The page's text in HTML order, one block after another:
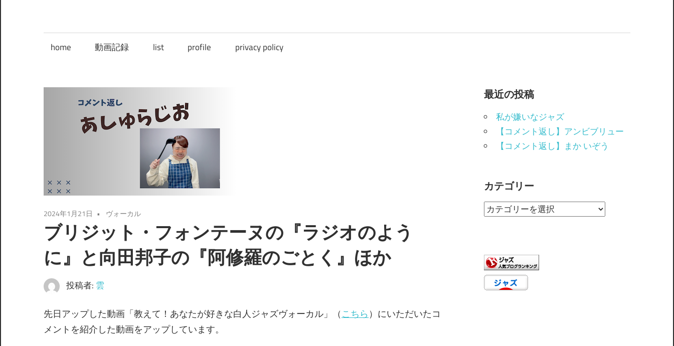
home 動画記録 list profile privacy policy
2024年1月21日 ヴォーカル
ブリジット・フォンテーヌの『ラジオのよう
に』と向田邦子の『阿修羅のごとく』ほか
投稿者: 雲
先日アップした動画「教えて！あなたが好きな白人ジャズヴォーカル」（こちら ）にいただいたコ
メントを紹介した動画をアップしています。
最近の投稿
私が嫌いなジャズ
【コメント返し】アンビブリュー
【コメント返し】まか いぞう
カテゴリー
カ
リ
ー